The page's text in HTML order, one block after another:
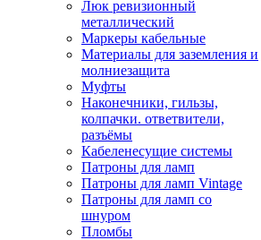
Люк ревизионный
металлический
Маркеры кабельные
Материалы для заземления и
молниезащита
Муфты
Наконечники, гильзы,
колпачки. ответвители,
разъёмы
Кабеленесущие системы
Патроны для ламп
Патроны для ламп Vintage
Патроны для ламп со
шнуром
Пломбы